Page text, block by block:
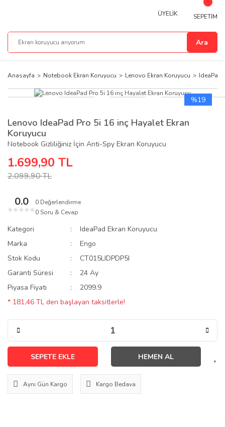
Ara
ÜYELİK SEPETİM
Anasayfa Notebook Ekran Koruyucu Lenovo Ekran Koruyucu IdeaPad
%19
Lenovo IdeaPad Pro 5i 16 inç Hayalet Ekran
Koruyucu
Notebook Gizliliğiniz İçin Anti-Spy Ekran Koruyucu
1.699,90 TL
2.099,90 TL
0.0
★ ★ ★ ★ ★
0 Değerlendirme
0 Soru & Cevap
Kategori
IdeaPad Ekran Koruyucu
Marka
Engo
Stok Kodu
CT015LIDPDP5I
Garanti Süresi
24 Ay
Piyasa Fiyatı
2099.9
* 181,46 TL den başlayan taksitlerle!
SEPETE EKLE HEMEN AL
Aynı Gün Kargo Kargo Bedava